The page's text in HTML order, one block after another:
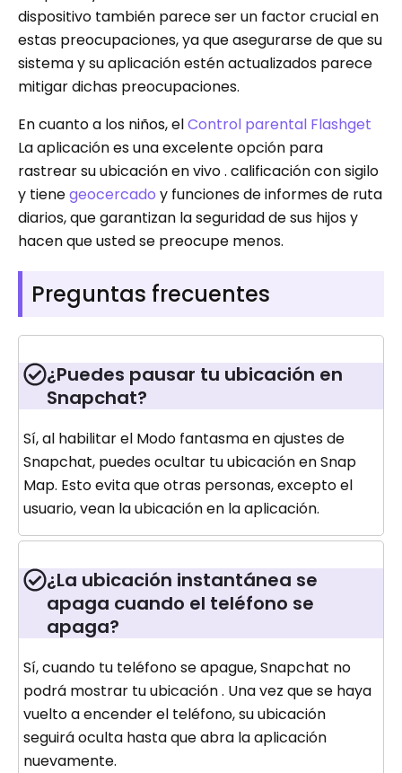
dispositivo también parece ser un factor crucial en
estas preocupaciones, ya que asegurarse de que su
sistema y su aplicación estén actualizados parece
mitigar dichas preocupaciones.
En cuanto a los niños, elControl parental Flashget
La aplicación es una excelente opción para
rastrear su ubicación en vivo . calificación con sigilo
y tienegeocercado y funciones de informes de ruta
diarios, que garantizan la seguridad de sus hijos y
hacen que usted se preocupe menos.
Preguntas frecuentes
¿Puedes pausar tu ubicación en
Snapchat?
Sí, al habilitar el Modo fantasma en ajustes de
Snapchat, puedes ocultar tu ubicación en Snap
Map. Esto evita que otras personas, excepto el
usuario, vean la ubicación en la aplicación.
¿La ubicación instantánea se
apaga cuando el teléfono se
apaga?
Sí, cuando tu teléfono se apague, Snapchat no
podrá mostrar tu ubicación . Una vez que se haya
vuelto a encender el teléfono, su ubicación
seguirá oculta hasta que abra la aplicación
nuevamente.